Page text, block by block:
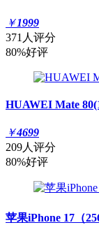
￥1999
371人评分
80%好评
HUAWEI Mate
￥4699
209人评分
80%好评
苹果iPhone 17（